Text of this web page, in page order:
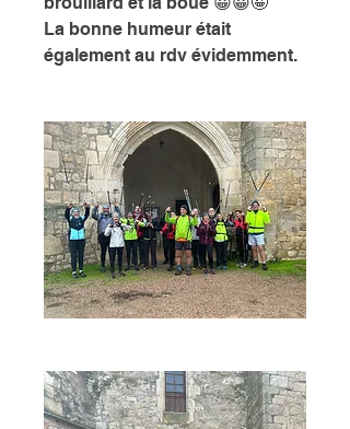
La bonne humeur était
également au rdv évidemment.